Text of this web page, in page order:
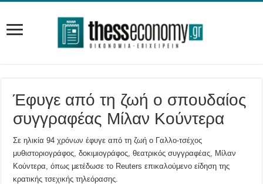
Έφυγε από τη ζωή ο σπουδαίος
συγγραφέας Μίλαν Κούντερα
Σε ηλικία 94 χρόνων έφυγε από τη ζωή ο Γαλλο-τσέχος
μυθιστοριογράφος, δοκιμιογράφος, θεατρικός συγγραφέας, Μίλαν
Κούντερα, όπως μετέδωσε το Reuters επικαλούμενο είδηση της
κρατικής τσεχικής τηλεόρασης.